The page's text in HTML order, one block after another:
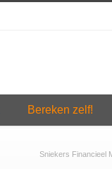
Bereken zelf!
Sniekers Financieel